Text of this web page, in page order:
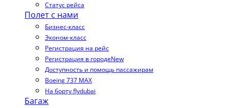
Статус рейса
Полет с нами
Бизнес-класс
Эконом-класс
Регистрация на рейс
Регистрация в городеNew
Доступность и помощь пассажирам
Boeing 737 MAX
На борту flydubai
Багаж